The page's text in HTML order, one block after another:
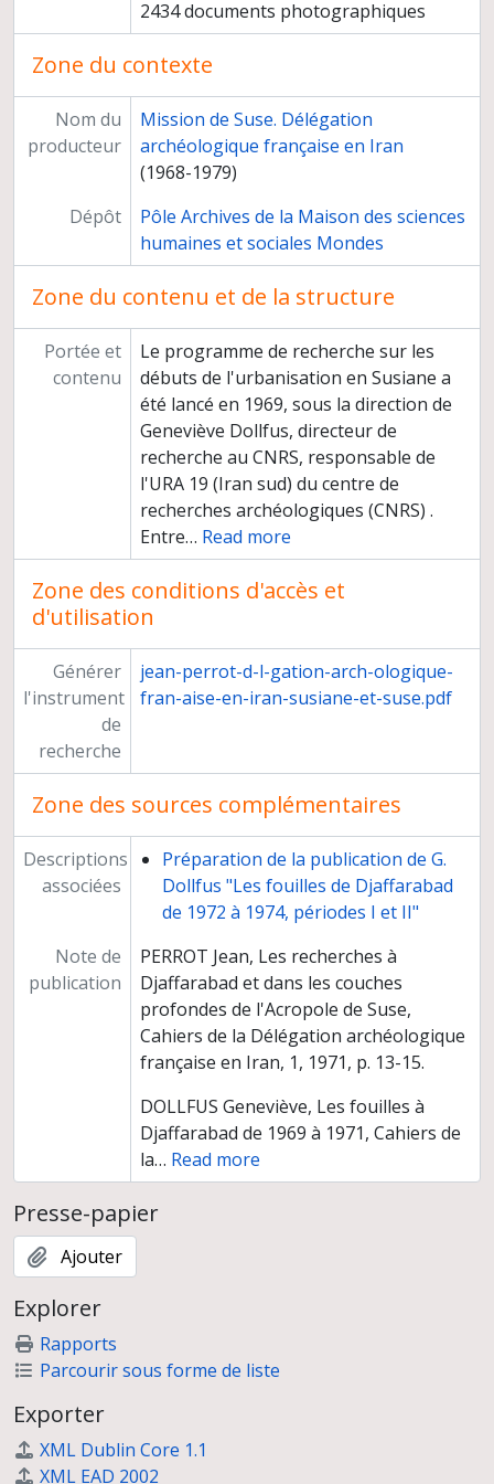
Rapports de fouilles
Organisation et gestion de la Mission de Suse
Relations avec les institutions iraniennes
Correspondance
Congrès
Dossiers d'études
Publications
Musée de Suse
Formation des chercheurs étrangers
Fouilles de Qabr Sheykheyn
Direction de la revue Paléorient
Congrès et conférences
Publications
Médiation scientifique
Relations scientifiques
Participation à des instances
Titre et travaux
2434 documents photographiques
Zone du contexte
Nom du
producteur
Mission de Suse. Délégation
archéologique française en Iran
(1968-1979)
Dépôt
Pôle Archives de la Maison des sciences
humaines et sociales Mondes
Zone du contenu et de la structure
Portée et
contenu
Le programme de recherche sur les
débuts de l'urbanisation en Susiane a
été lancé en 1969, sous la direction de
Geneviève Dollfus, directeur de
recherche au CNRS, responsable de
l'URA 19 (Iran sud) du centre de
recherches archéologiques (CNRS) .
Entre… Read more
Zone des conditions d'accès et
d'utilisation
Générer
l'instrument
de
recherche
jean-perrot-d-l-gation-arch-ologique-
fran-aise-en-iran-susiane-et-suse.pdf
Zone des sources complémentaires
Descriptions
associées
Préparation de la publication de G.
Dollfus "Les fouilles de Djaffarabad
de 1972 à 1974, périodes I et II"
Note de
publication
PERROT Jean, Les recherches à
Djaffarabad et dans les couches
profondes de l'Acropole de Suse,
Cahiers de la Délégation archéologique
française en Iran, 1, 1971, p. 13-15.
DOLLFUS Geneviève, Les fouilles à
Djaffarabad de 1969 à 1971, Cahiers de
la… Read more
Presse-papier
Ajouter
Explorer
Rapports
Parcourir sous forme de liste
Exporter
XML Dublin Core 1.1
XML EAD 2002